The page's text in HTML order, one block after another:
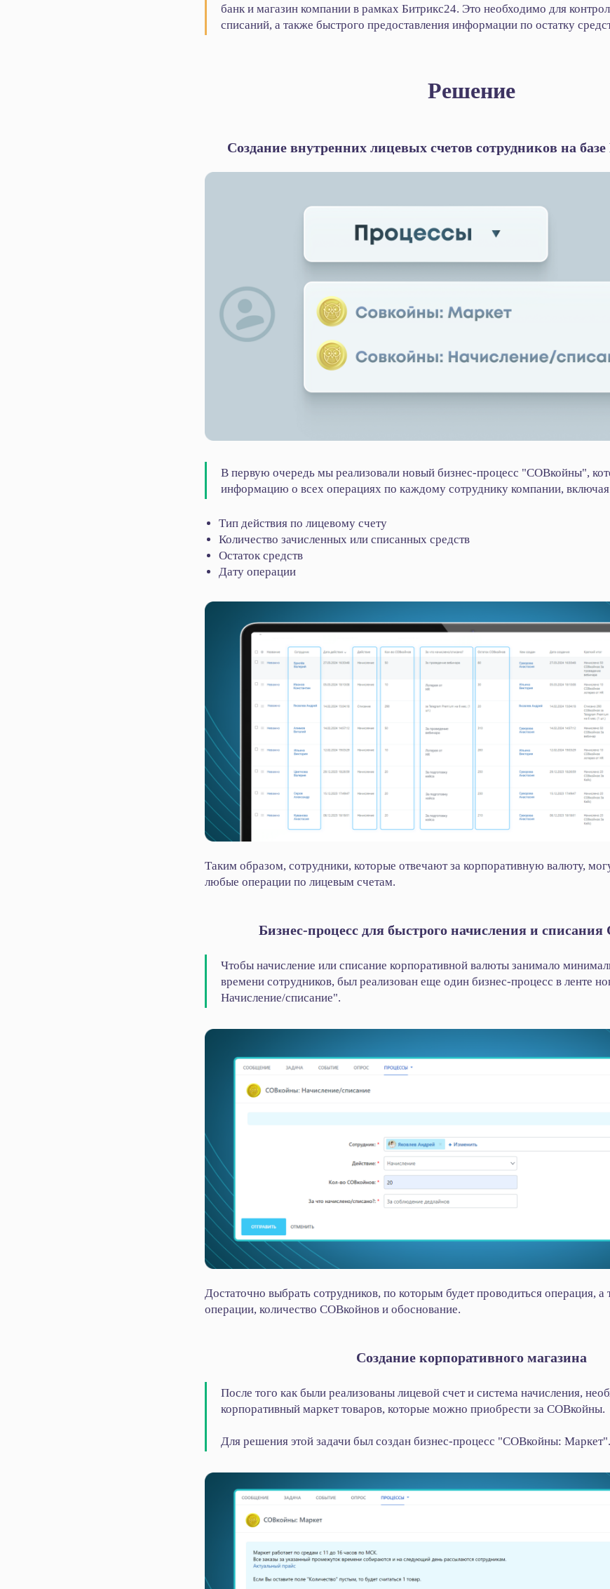
банк и магазин компании в рамках Битрикс24. Это необходимо для
списаний, а также быстрого предоставления информации по остатку
Решение
Создание внутренних лицевых счетов сотрудников на базе
В первую очередь мы реализовали новый бизнес-процесс "СОВкойны",
информацию о всех операциях по каждому сотруднику компании,
Тип действия по лицевому счету
Количество зачисленных или списанных средств
Остаток средств
Дату операции
Таким образом, сотрудники, которые отвечают за корпоративную валюту,
любые операции по лицевым счетам.
Бизнес-процесс для быстрого начисления и
Чтобы начисление или списание корпоративной валюты занимало
времени сотрудников, был реализован еще один бизнес-процесс в ленте
Начисление/списание".
Достаточно выбрать сотрудников, по которым будет проводиться операция, а
операции, количество СОВкойнов и обоснование.
Создание корпоративного магазина
После того как были реализованы лицевой счет и система начисления,
корпоративный маркет товаров, которые можно приобрести за СОВкойны.
Для решения этой задачи был создан бизнес-процесс "СОВкойны: Маркет".